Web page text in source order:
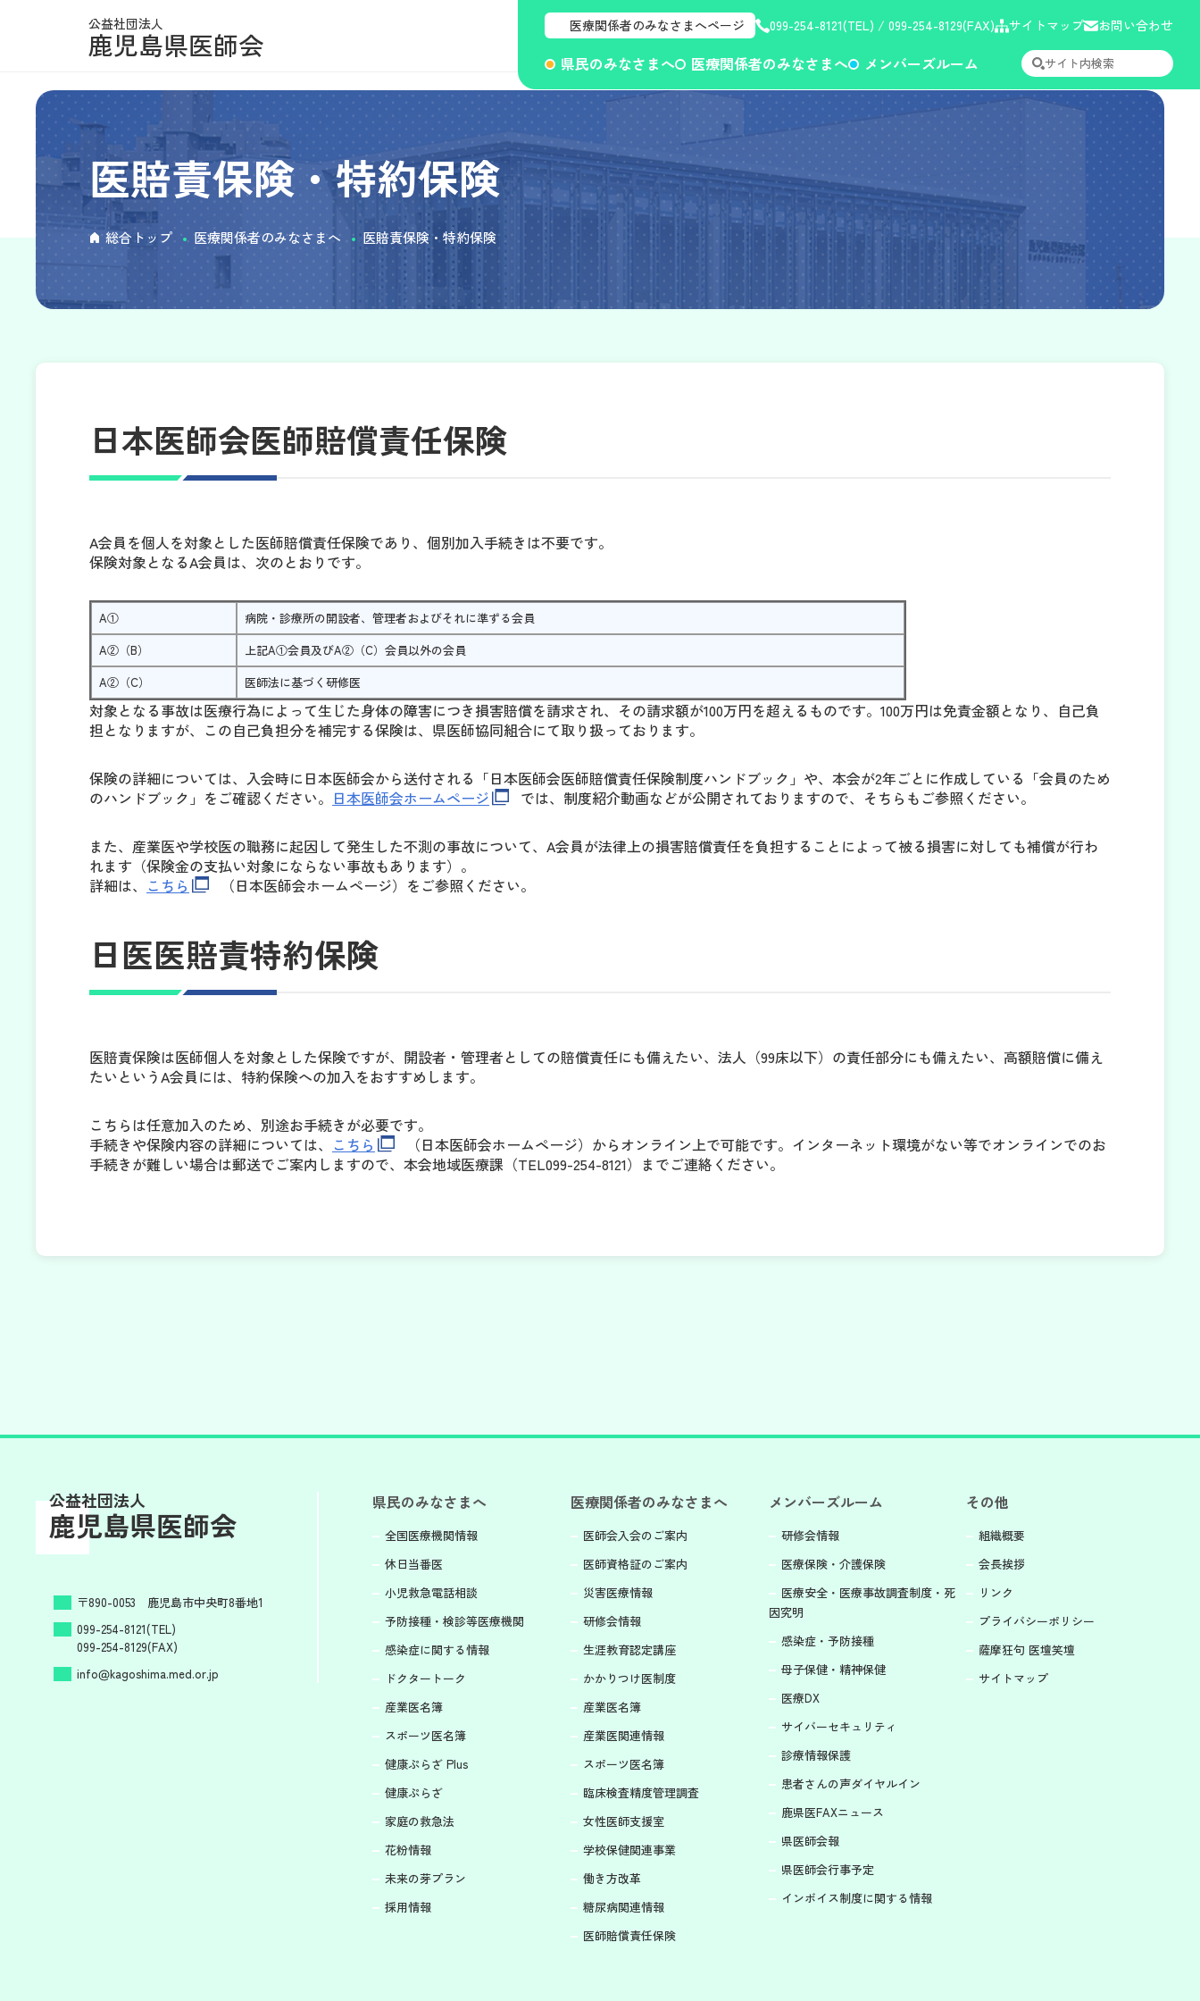
公益社団法人
鹿児島県医師会
医療関係者のみなさまへページ 099-254-8121(TEL) / 099-254-8129(FAX) サイトマップ お問い合わせ
県民のみなさまへ 医療関係者のみなさまへ メンバーズルーム
医賠責保険・特約保険
総合トップ 医療関係者のみなさまへ 医賠責保険・特約保険
日本医師会医師賠償責任保険
A会員を個人を対象とした医師賠償責任保険であり、個別加入手続きは不要です。
保険対象となるA会員は、次のとおりです。
A①
病院・診療所の開設者、管理者およびそれに準ずる会員
A②（B）
上記A①会員及びA②（C）会員以外の会員
A②（C）
医師法に基づく研修医
対象となる事故は医療行為によって生じた身体の障害につき損害賠償を請求され、その請求額が100万円を超えるものです。100万円は免責金額となり、自己負
担となりますが、この自己負担分を補完する保険は、県医師協同組合にて取り扱っております。
保険の詳細については、入会時に日本医師会から送付される「日本医師会医師賠償責任保険制度ハンドブック」や、本会が2年ごとに作成している「会員のため
のハンドブック」をご確認ください。 日本医師会ホームページ では、制度紹介動画などが公開されておりますので、そちらもご参照ください。
また、産業医や学校医の職務に起因して発生した不測の事故について、A会員が法律上の損害賠償責任を負担することによって被る損害に対しても補償が行わ
れます（保険金の支払い対象にならない事故もあります）。
詳細は、 こちら （日本医師会ホームページ）をご参照ください。
日医医賠責特約保険
医賠責保険は医師個人を対象とした保険ですが、開設者・管理者としての賠償責任にも備えたい、法人（99床以下）の責任部分にも備えたい、高額賠償に備え
たいというA会員には、特約保険への加入をおすすめします。
こちらは任意加入のため、別途お手続きが必要です。
手続きや保険内容の詳細については、 こちら
（日本医師会ホームページ）からオンライン上で可能です。インターネット環境がない等でオンラインでのお
手続きが難しい場合は郵送でご案内しますので、本会地域医療課（TEL099-254-8121）までご連絡ください。
公益社団法人
鹿児島県医師会
〒890-0053 鹿児島市中央町8番地1
099-254-8121(TEL)
099-254-8129(FAX)
info
kagoshima.med.or.jp
県民のみなさまへ
全国医療機関情報
休日当番医
小児救急電話相談
予防接種・検診等医療機関
感染症に関する情報
ドクタートーク
産業医名簿
スポーツ医名簿
健康ぷらざ Plus
健康ぷらざ
家庭の救急法
花粉情報
未来の芽プラン
採用情報
医療関係者のみなさまへ
医師会入会のご案内
医師資格証のご案内
災害医療情報
研修会情報
生涯教育認定講座
かかりつけ医制度
産業医名簿
産業医関連情報
スポーツ医名簿
臨床検査精度管理調査
女性医師支援室
学校保健関連事業
働き方改革
糖尿病関連情報
医師賠償責任保険
メンバーズルーム
研修会情報
医療保険・介護保険
医療安全・医療事故調査制度・死
因究明
感染症・予防接種
母子保健・精神保健
医療DX
サイバーセキュリティ
診療情報保護
患者さんの声ダイヤルイン
鹿県医FAXニュース
県医師会報
県医師会行事予定
インボイス制度に関する情報
その他
組織概要
会長挨拶
リンク
プライバシーポリシー
薩摩狂句 医壇笑壇
サイトマップ